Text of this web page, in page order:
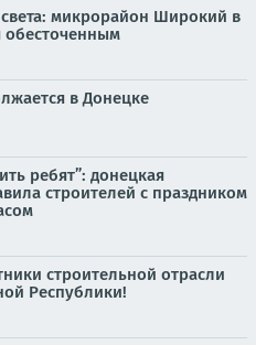
света: микрорайон Широкий в
обесточенным
в Донецке
ребят”: донецкая
строителей с праздником
строительной отрасли
Республики!